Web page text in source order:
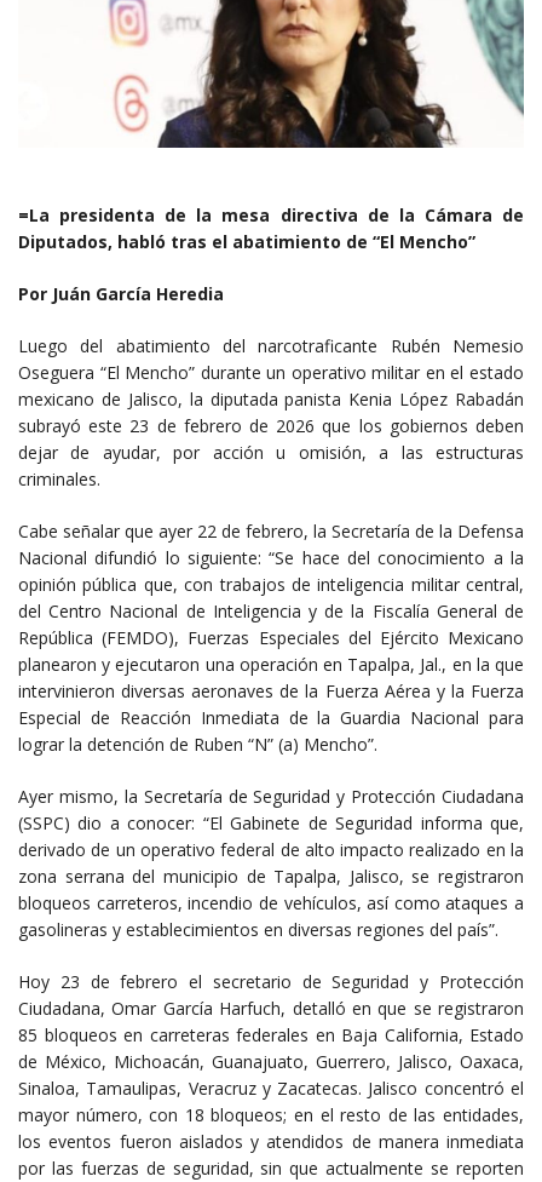
=La presidenta de la mesa directiva de la Cámara de
Diputados, habló tras el abatimiento de “El Mencho”
Por Juán García Heredia
Luego del abatimiento del narcotraficante Rubén Nemesio
Oseguera “El Mencho” durante un operativo militar en el estado
mexicano de Jalisco, la diputada panista Kenia López Rabadán
subrayó este 23 de febrero de 2026 que los gobiernos deben
dejar de ayudar, por acción u omisión, a las estructuras
criminales.
Cabe señalar que ayer 22 de febrero, la Secretaría de la Defensa
Nacional difundió lo siguiente: “Se hace del conocimiento a la
opinión pública que, con trabajos de inteligencia militar central,
del Centro Nacional de Inteligencia y de la Fiscalía General de
República (FEMDO), Fuerzas Especiales del Ejército Mexicano
planearon y ejecutaron una operación en Tapalpa, Jal., en la que
intervinieron diversas aeronaves de la Fuerza Aérea y la Fuerza
Especial de Reacción Inmediata de la Guardia Nacional para
lograr la detención de Ruben “N” (a) Mencho”.
Ayer mismo, la Secretaría de Seguridad y Protección Ciudadana
(SSPC) dio a conocer: “El Gabinete de Seguridad informa que,
derivado de un operativo federal de alto impacto realizado en la
zona serrana del municipio de Tapalpa, Jalisco, se registraron
bloqueos carreteros, incendio de vehículos, así como ataques a
gasolineras y establecimientos en diversas regiones del país”.
Hoy 23 de febrero el secretario de Seguridad y Protección
Ciudadana, Omar García Harfuch, detalló en que se registraron
85 bloqueos en carreteras federales en Baja California, Estado
de México, Michoacán, Guanajuato, Guerrero, Jalisco, Oaxaca,
Sinaloa, Tamaulipas, Veracruz y Zacatecas. Jalisco concentró el
mayor número, con 18 bloqueos; en el resto de las entidades,
los eventos fueron aislados y atendidos de manera inmediata
por las fuerzas de seguridad, sin que actualmente se reporten